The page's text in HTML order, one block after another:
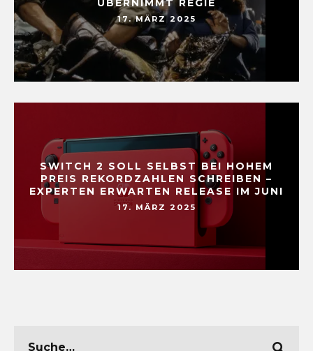
ÜBERNIMMT REGIE
17. MÄRZ 2025
SWITCH 2 SOLL SELBST BEI HOHEM
PREIS REKORDZAHLEN SCHREIBEN –
EXPERTEN ERWARTEN RELEASE IM JUNI
17. MÄRZ 2025